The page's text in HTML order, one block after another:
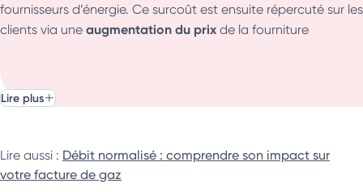
fournisseurs d’énergie. Ce surcoût est ensuite répercuté sur les
clients via une augmentation du prix de la fourniture
des français en 2023.
énergétique dont le montant de l’aide est bien souvent
largement supérieur à la part que vous payez sur votre
Lire plus
Lire aussi : Débit normalisé : comprendre son impact sur
votre facture de gaz